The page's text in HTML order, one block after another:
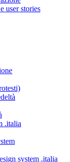
user stories
.italia
system .italia